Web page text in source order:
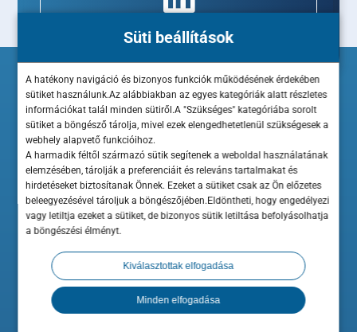
Süti beállítások
A hatékony navigáció és bizonyos funkciók működésének érdekében
sütiket használunk.Az alábbiakban az egyes kategóriák alatt részletes
információkat talál minden sütiről.A "Szükséges" kategóriába sorolt
sütiket a böngésző tárolja, mivel ezek elengedhetetlenül szükségesek a
webhely alapvető funkcióihoz.
A harmadik féltől származó sütik segítenek a weboldal használatának
elemzésében, tárolják a preferenciáit és releváns tartalmakat és
hirdetéseket biztosítanak Önnek. Ezeket a sütiket csak az Ön előzetes
beleegyezésével tároljuk a böngészőjében.Eldöntheti, hogy engedélyezi
vagy letiltja ezeket a sütiket, de bizonyos sütik letiltása befolyásolhatja
a böngészési élményt.
Kiválasztottak elfogadása
Minden elfogadása
A ShopRenter hozzájárul a Minősített Szakértő Partner elnevezés és
A Maximum Business az Országos Kereskedelmi és Iparkamara
hivatalos beszállítója és szakmai előadója.